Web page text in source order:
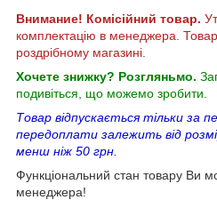
Внимание! Комісійний товар.
комплектацію в менеджера.
роздрібному магазині.
Хочете знижку? Розгляньмо.
подивіться, що можемо зробити.
Товар відпускається тільки за
передоплати залежить від
менш ніж 50 грн.
Функціональний стан товару Ви
менеджера!